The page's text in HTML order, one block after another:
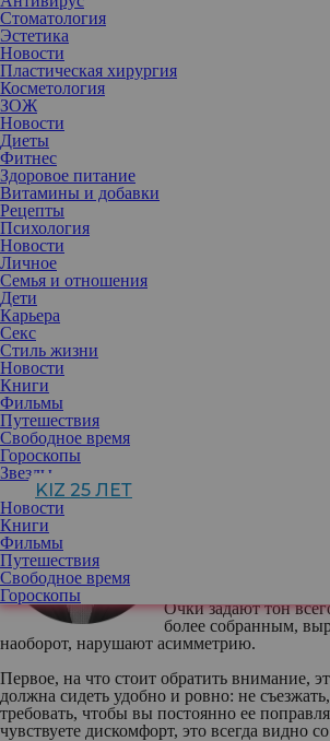
Стоматология
Эстетика
Новости
Пластическая хирургия
Косметология
ЗОЖ
Новости
Диеты
Фитнес
Здоровое питание
Витамины и добавки
Рецепты
Психология
Новости
Личное
Семья и отношения
Дети
Карьера
Секс
Стиль жизни
Новости
Книги
Фильмы
Путешествия
Свободное время
Гороскопы
Звезды
KIZ 25 ЛЕТ
Новости
Книги
Фильмы
Путешествия
Свободное время
Гороскопы
Можно не знать человека, но за несколько
нем первое впечатление: как он держится,
какие детали выбрал для своего образа.
мужчины или женщины легко считать по
уместны и качественны выбранные ими
собирают весь образ в цельную историю,
Очки задают тон
более собранным,
наоборот, нарушают асимметрию.
Первое, на что стоит обратить внимание,
должна сидеть удобно и ровно: не
требовать, чтобы вы постоянно ее
чувствуете дискомфорт, это всегда видно